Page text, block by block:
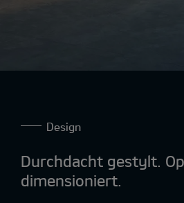
Design
Durchdacht gestylt.
dimensioniert.